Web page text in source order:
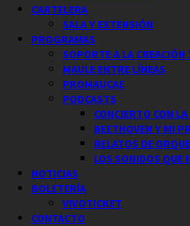
CARTELERA
SALA Y EXTENSIÓN
PROGRAMAS
SOPORTE A LA CREACIÓN
MAULE ENTRE LÍNEAS
PROMAUCAE
PODCASTS
CONCIERTO CON
BEETHOVEN Y MI
RELATOS DE
LOS SONIDOS QUE
NOTICIAS
BOLETERÍA
VIVOTICKET
CONTACTO